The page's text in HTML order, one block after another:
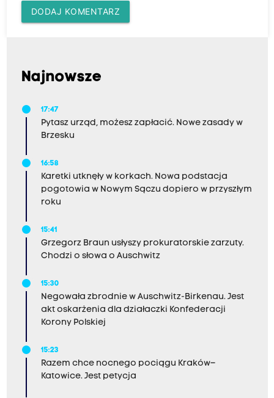
DODAJ KOMENTARZ
Najnowsze
17:47
Pytasz urząd, możesz zapłacić. Nowe zasady w
Brzesku
16:58
Karetki utknęły w korkach. Nowa podstacja
pogotowia w Nowym Sączu dopiero w przyszłym
roku
15:41
Grzegorz Braun usłyszy prokuratorskie zarzuty.
Chodzi o słowa o Auschwitz
15:30
Negowała zbrodnie w Auschwitz-Birkenau. Jest
akt oskarżenia dla działaczki Konfederacji
Korony Polskiej
15:23
Razem chce nocnego pociągu Kraków–
Katowice. Jest petycja